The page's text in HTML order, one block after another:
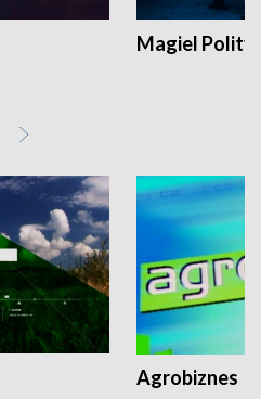
Magiel
Agrobiznes